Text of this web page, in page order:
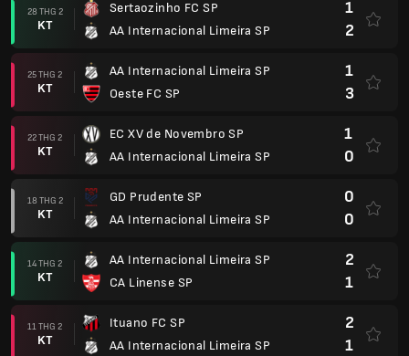
28 THG 2
KT
Sertaozinho FC SP
AA Internacional Limeira SP
1
2
25 THG 2
KT
AA Internacional Limeira SP
Oeste FC SP
1
3
22 THG 2
KT
EC XV de Novembro SP
AA Internacional Limeira SP
1
0
18 THG 2
KT
GD Prudente SP
AA Internacional Limeira SP
0
0
14 THG 2
KT
AA Internacional Limeira SP
CA Linense SP
2
1
11 THG 2
KT
Ituano FC SP
AA Internacional Limeira SP
2
1